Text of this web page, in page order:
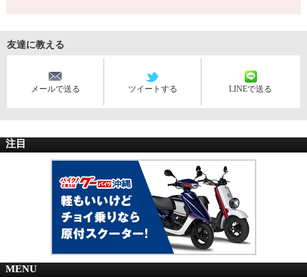
友達に教える
メールで送る ツイートする LINEで送る
注目
MENU